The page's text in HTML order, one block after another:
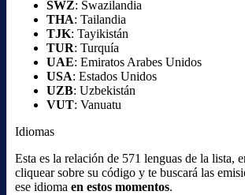
SWZ: Swazilandia
THA: Tailandia
TJK: Tayikistán
TUR: Turquía
UAE: Emiratos Arabes Unidos
USA: Estados Unidos
UZB: Uzbekistán
VUT: Vanuatu
Idiomas
Esta es la relación de 571 lenguas de la lista,
cliquear sobre su código y te buscará las
ese idioma en estos momentos.